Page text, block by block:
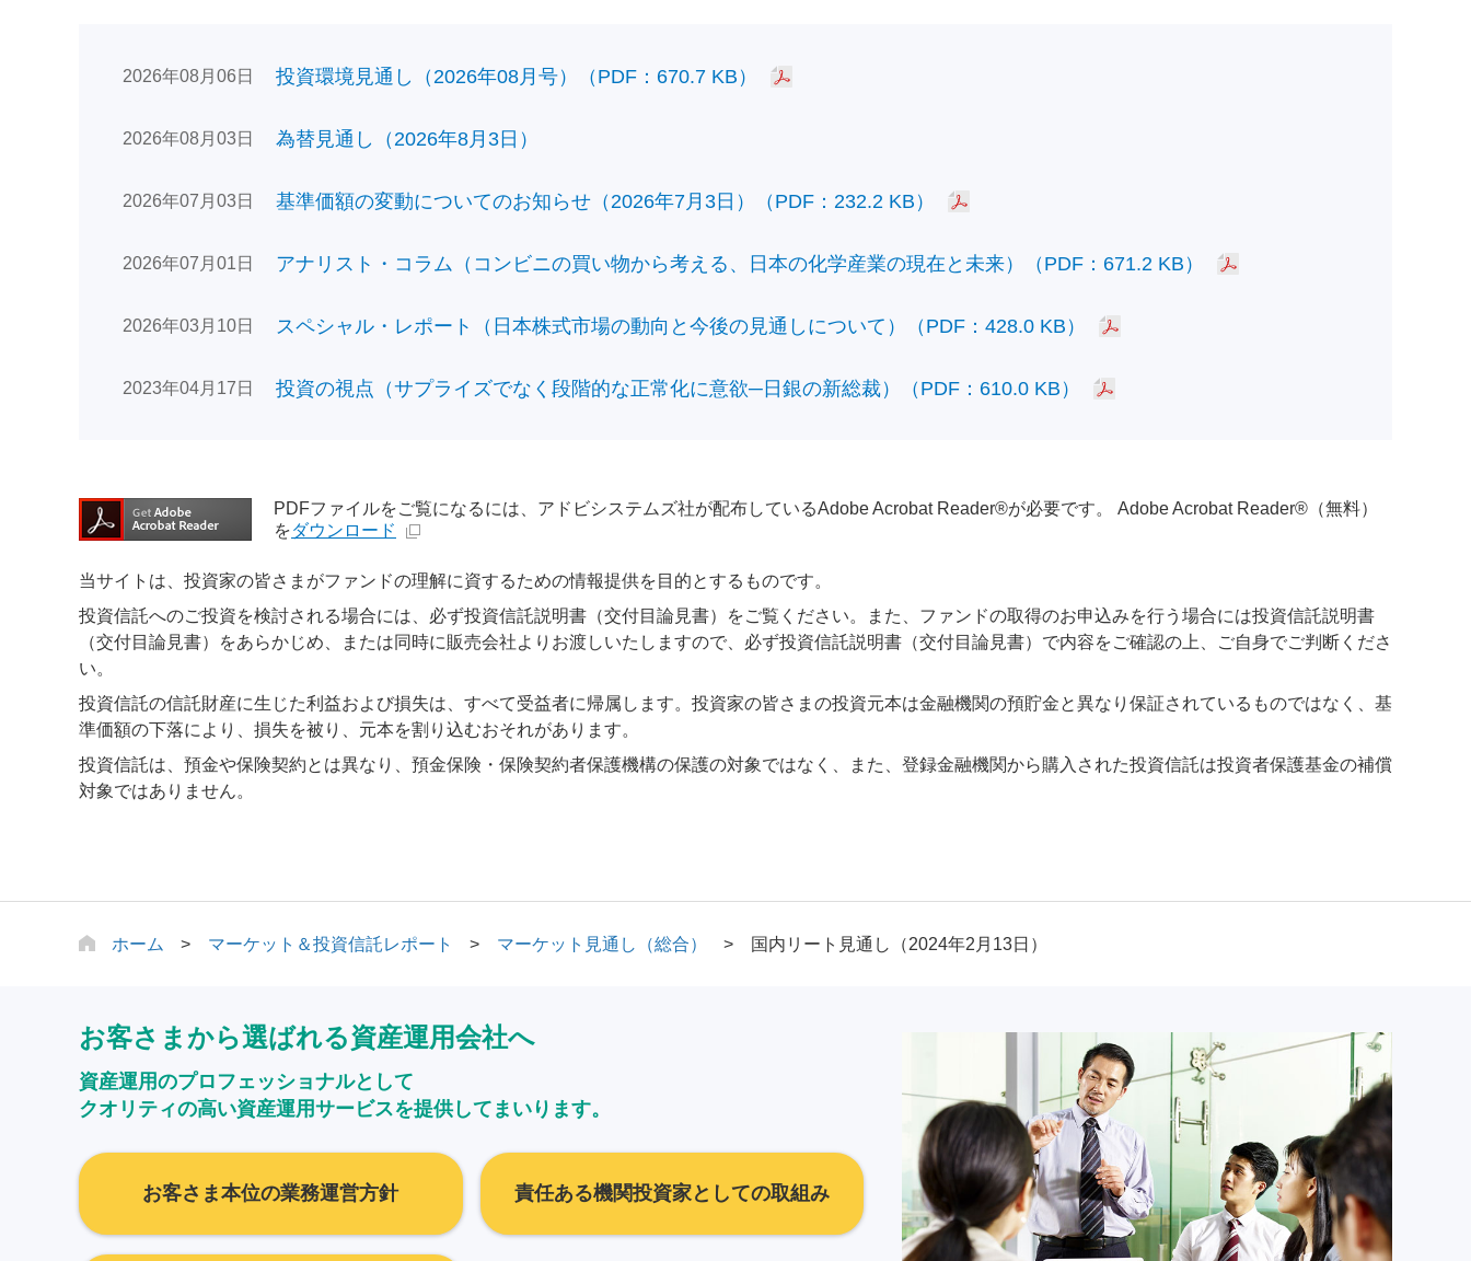
2026年08月06日 投資環境見通し（2026年08月号）（PDF：670.7 KB）
2026年08月03日 為替見通し（2026年8月3日）
2026年07月03日 基準価額の変動についてのお知らせ（2026年7月3日）（PDF：232.2 KB）
2026年07月01日 アナリスト・コラム（コンビニの買い物から考える、日本の化学産業の現在と未来）（PDF：671.2 KB）
2026年03月10日 スペシャル・レポート（日本株式市場の動向と今後の見通しについて）（PDF：428.0 KB）
2023年04月17日 投資の視点（サプライズでなく段階的な正常化に意欲─日銀の新総裁）（PDF：610.0 KB）
PDFファイルをご覧になるには、アドビシステムズ社が配布しているAdobe Acrobat Reader®が必要です。 Adobe Acrobat Reader®（無料）
をダウンロード
当サイトは、投資家の皆さまがファンドの理解に資するための情報提供を目的とするものです。
投資信託へのご投資を検討される場合には、必ず投資信託説明書（交付目論見書）をご覧ください。また、ファンドの取得のお申込みを行う場合には投資信託説明書
（交付目論見書）をあらかじめ、または同時に販売会社よりお渡しいたしますので、必ず投資信託説明書（交付目論見書）で内容をご確認の上、ご自身でご判断くださ
い。
投資信託の信託財産に生じた利益および損失は、すべて受益者に帰属します。投資家の皆さまの投資元本は金融機関の預貯金と異なり保証されているものではなく、基
準価額の下落により、損失を被り、元本を割り込むおそれがあります。
投資信託は、預金や保険契約とは異なり、預金保険・保険契約者保護機構の保護の対象ではなく、また、登録金融機関から購入された投資信託は投資者保護基金の補償
対象ではありません。
ホーム マーケット＆投資信託レポート マーケット見通し（総合） 国内リート見通し（2024年2月13日）
お客さまから選ばれる資産運用会社へ
資産運用のプロフェッショナルとして
クオリティの高い資産運用サービスを提供してまいります。
お客さま本位の業務運営方針 責任ある機関投資家としての取組み